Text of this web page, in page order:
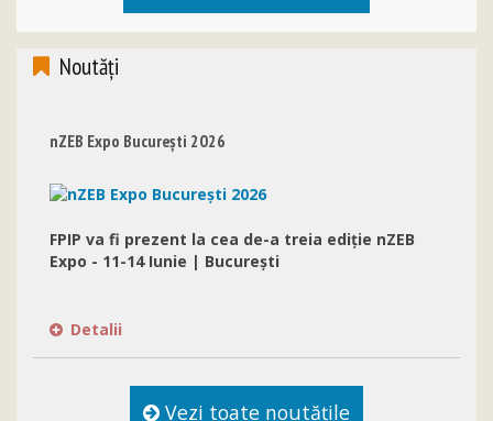
Noutăţi
nZEB Expo București 2026
FPIP va fi prezent la cea de-a treia ediție nZEB
Expo - 11-14 Iunie | București
Detalii
Vezi toate noutăţile